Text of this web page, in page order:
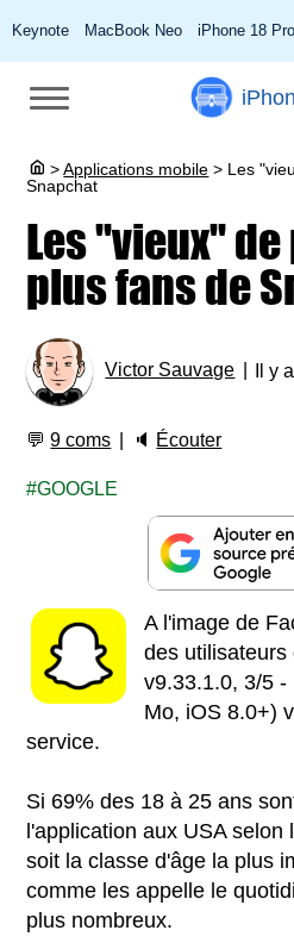
Keynote MacBook Neo iPhone 18 Pro
> Applications mobile > Les
Snapchat
Les "vieux"
plus fans de
Victor Sauvage Il y
💬9 coms 🔈 Écouter
GOOGLE
A l'image de
des
v9.33.1.0, 3/5 -
Mo, iOS 8.0+)
service.
Si 69% des 18 à 25 ans
l'application aux USA selon
soit la classe d'âge la plus
comme les appelle le
plus nombreux.